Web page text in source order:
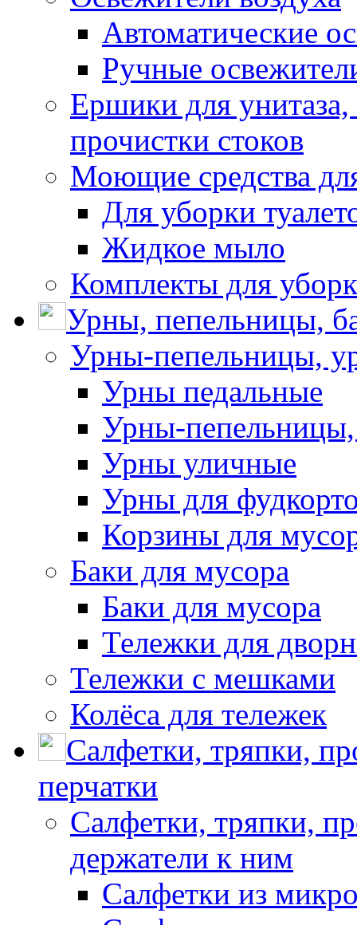
Автоматические
Ручные
Ершики для
прочистки стоков
Моющие средства
Для уборки
Жидкое мыло
Комплекты для
Урны, пепельницы,
Урны-пепельницы,
Урны педальные
Урны-
Урны уличные
Урны для
Корзины для
Баки для мусора
Баки для мусора
Тележки для
Тележки с мешками
Колёса для тележек
Салфетки, тряпки,
перчатки
Салфетки, тряпки,
держатели к ним
Салфетки из